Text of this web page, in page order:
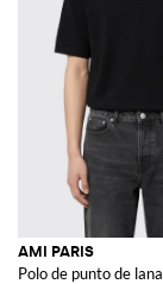
AMI PARIS
Polo de punto de lana